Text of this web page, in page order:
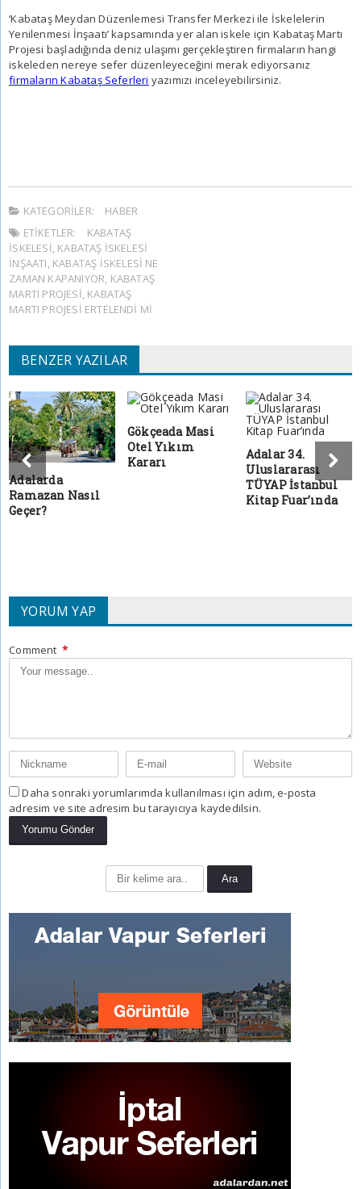
‘Kabataş Meydan Düzenlemesi Transfer Merkezi ile İskelelerin
Yenilenmesi İnşaatı’ kapsamında yer alan iskele için Kabataş Martı
Projesi başladığında deniz ulaşımı gerçekleştiren firmaların hangi
iskeleden nereye sefer düzenleyeceğini merak ediyorsanız
firmaların Kabataş Seferleri yazımızı inceleyebilirsiniz.
KATEGORILER:
HABER
ETIKETLER:
KABATAŞ
İSKELESI, KABATAŞ ISKELESI
INŞAATI, KABATAŞ İSKELESI NE
ZAMAN KAPANIYOR, KABATAŞ
MARTI PROJESI, KABATAŞ
MARTI PROJESI ERTELENDI MI
BENZER YAZILAR
Adalarda
Ramazan Nasıl
Geçer?
Gökçeada Masi
Otel Yıkım
Kararı
Adalar 34.
Uluslararası
TÜYAP İstanbul
Kitap Fuar’ında
YORUM YAP
Comment *
Daha sonraki yorumlarımda kullanılması için adım, e-posta
adresim ve site adresim bu tarayıcıya kaydedilsin.